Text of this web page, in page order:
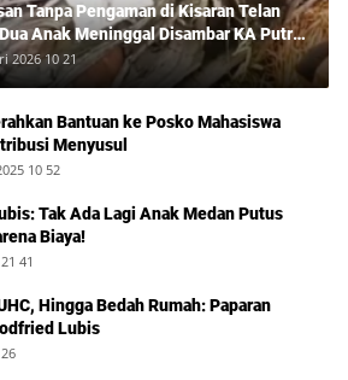
Tanpa Pengaman di Kisaran Telan
Anak Meninggal Disambar KA Putri
2026 10 21
Bantuan ke Posko Mahasiswa
Menyusul
10 52
Tak Ada Lagi Anak Medan Putus
Biaya!
41
Hingga Bedah Rumah: Paparan
Lubis